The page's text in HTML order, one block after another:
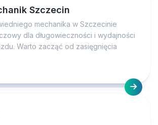
Szczecin
mechanika w Szczecinie
dla długowieczności i wydajności
Warto zacząć od zasięgnięcia